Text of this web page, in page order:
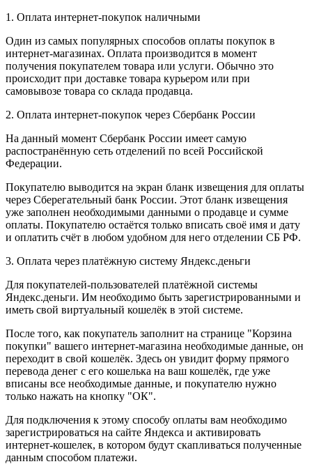
1. Оплата интернет-покупок наличными
Один из самых популярных способов оплаты покупок в
интернет-магазинах. Оплата производится в момент
получения покупателем товара или услуги. Обычно это
происходит при доставке товара курьером или при
самовывозе товара со склада продавца.
2. Оплата интернет-покупок через Сбербанк России
На данный момент Сбербанк России имеет самую
распостранённую сеть отделений по всей Российской
Федерации.
Покупателю выводится на экран бланк извещения для оплаты
через Сберегательный банк России. Этот бланк извещения
уже заполнен необходимыми данными о продавце и сумме
оплаты. Покупателю остаётся только вписать своё имя и дату
и оплатить счёт в любом удобном для него отделении СБ РФ.
3. Оплата через платёжную систему Яндекс.деньги
Для покупателей-пользователей платёжной системы
Яндекс.деньги. Им необходимо быть зарегистрированными и
иметь свой виртуальный кошелёк в этой системе.
После того, как покупатель заполнит на странице "Корзина
покупки" вашего интернет-магазина необходимые данные, он
переходит в свой кошелёк. Здесь он увидит форму прямого
перевода денег с его кошелька на ваш кошелёк, где уже
вписаны все необходимые данные, и покупателю нужно
только нажать на кнопку "ОК".
Для подключения к этому способу оплаты вам необходимо
зарегистрироваться на сайте Яндекса и активировать
интернет-кошелек, в котором будут скапливаться полученные
данным способом платежи.